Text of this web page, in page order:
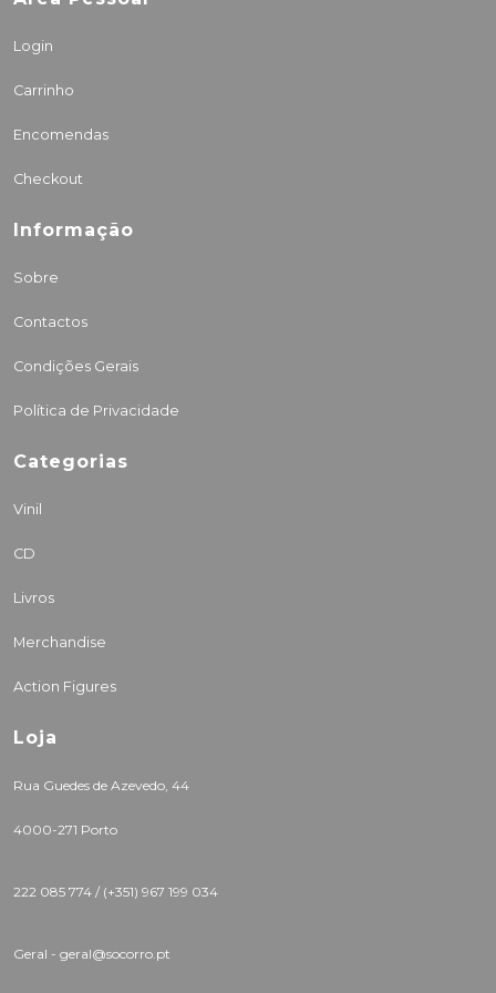
Login
Carrinho
Encomendas
Checkout
Informação
Sobre
Contactos
Condições Gerais
Política de Privacidade
Categorias
Vinil
CD
Livros
Merchandise
Action Figures
Loja
Rua Guedes de Azevedo, 44
4000-271 Porto
222 085 774 / (+351) 967 199 034
Geral - geral@socorro.pt